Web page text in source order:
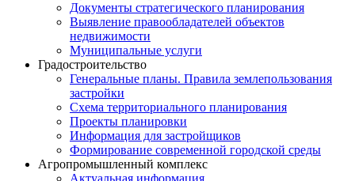
Документы стратегического планирования
Выявление правообладателей объектов
недвижимости
Муниципальные услуги
Градостроительство
Генеральные планы. Правила землепользования
застройки
Схема территориального планирования
Проекты планировки
Информация для застройщиков
Формирование современной городской среды
Агропромышленный комплекс
Актуальная информация